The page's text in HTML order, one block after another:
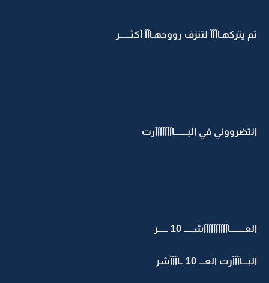
ثم يتركهـاآآآ لتنزف رووحهـاآآ أكثــــــر
انتضرووني في البـــــــاآآآآآآآرت
العــــــــاآآآآآآآآآآشـــــ 10 ــــــر
البـــاآآآرت العـــ 10 ــاآآآشر